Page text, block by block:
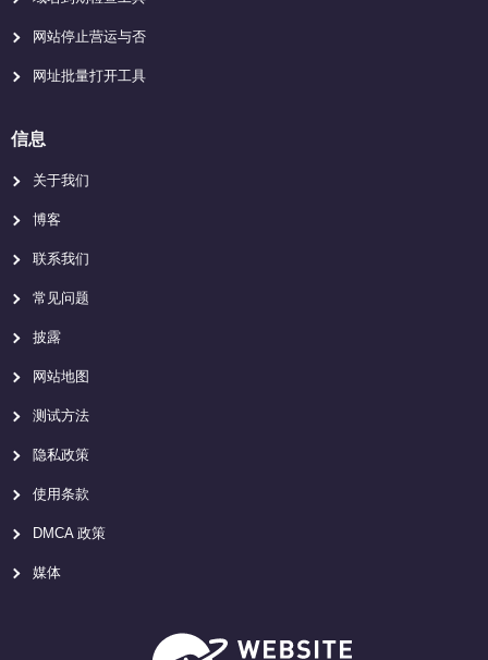
网站停止营运与否
网址批量打开工具
信息
关于我们
博客
联系我们
常见问题
披露
网站地图
测试方法
隐私政策
使用条款
DMCA 政策
媒体